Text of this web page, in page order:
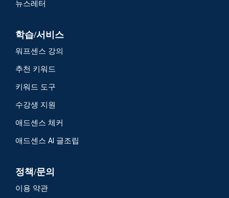
뉴스레터
학습/서비스
워프센스 강의
추천 키워드
키워드 도구
수강생 지원
애드센스 체커
애드센스 AI 글조립
정책/문의
이용 약관